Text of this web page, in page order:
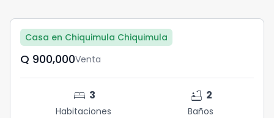
Casa en Chiquimula Chiquimula
Q	900,000Venta
bed 3
Habitaciones
bathtub 2
Baños